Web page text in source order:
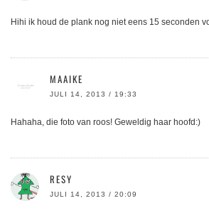
Hihi ik houd de plank nog niet eens 15 seconden
MAAIKE
JULI 14, 2013 / 19:33
Hahaha, die foto van roos! Geweldig haar hoofd:)
RESY
JULI 14, 2013 / 20:09